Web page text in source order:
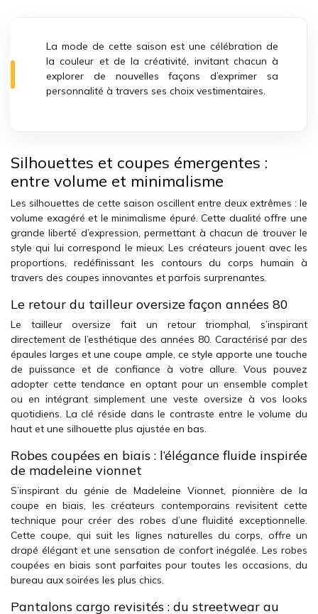
La mode de cette saison est une célébration de
la couleur et de la créativité, invitant chacun à
explorer de nouvelles façons d’exprimer sa
personnalité à travers ses choix vestimentaires.
Silhouettes et coupes émergentes :
entre volume et minimalisme
Les silhouettes de cette saison oscillent entre deux extrêmes : le
volume exagéré et le minimalisme épuré. Cette dualité offre une
grande liberté d’expression, permettant à chacun de trouver le
style qui lui correspond le mieux. Les créateurs jouent avec les
proportions, redéfinissant les contours du corps humain à
travers des coupes innovantes et parfois surprenantes.
Le retour du tailleur oversize façon années 80
Le tailleur oversize fait un retour triomphal, s’inspirant
directement de l’esthétique des années 80. Caractérisé par des
épaules larges et une coupe ample, ce style apporte une touche
de puissance et de confiance à votre allure. Vous pouvez
adopter cette tendance en optant pour un ensemble complet
ou en intégrant simplement une veste oversize à vos looks
quotidiens. La clé réside dans le contraste entre le volume du
haut et une silhouette plus ajustée en bas.
Robes coupées en biais : l’élégance fluide inspirée
de madeleine vionnet
S’inspirant du génie de Madeleine Vionnet, pionnière de la
coupe en biais, les créateurs contemporains revisitent cette
technique pour créer des robes d’une fluidité exceptionnelle.
Cette coupe, qui suit les lignes naturelles du corps, offre un
drapé élégant et une sensation de confort inégalée. Les robes
coupées en biais sont parfaites pour toutes les occasions, du
bureau aux soirées les plus chics.
Pantalons cargo revisités : du streetwear au